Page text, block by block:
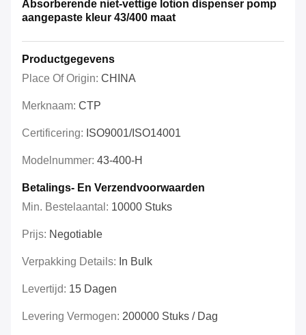
Absorberende niet-vettige lotion dispenser pomp
aangepaste kleur 43/400 maat
Productgegevens
Place Of Origin: CHINA
Merknaam: CTP
Certificering: ISO9001/ISO14001
Modelnummer: 43-400-H
Betalings- En Verzendvoorwaarden
Min. Bestelaantal: 10000 Stuks
Prijs: Negotiable
Verpakking Details: In Bulk
Levertijd: 15 Dagen
Levering Vermogen: 200000 Stuks / Dag